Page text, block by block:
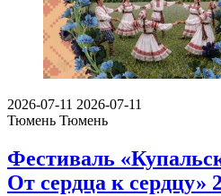
2026-07-11 2026-07-11
Тюмень Тюмень
Фестиваль
От сердца к сердцу»